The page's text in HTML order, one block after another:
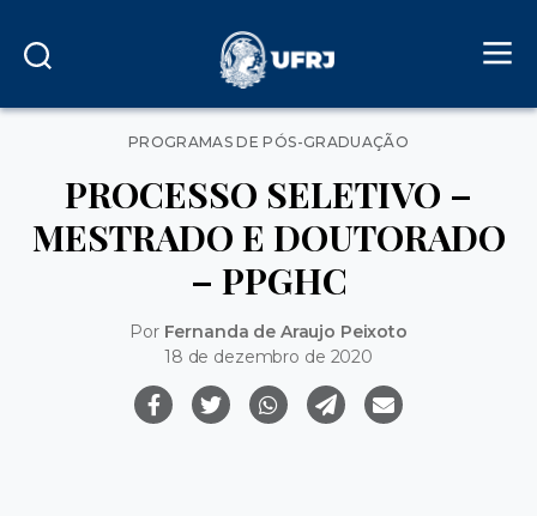
Categorias
PROGRAMAS DE PÓS-GRADUAÇÃO
PROCESSO SELETIVO –
MESTRADO E DOUTORADO
– PPGHC
Por Fernanda de Araujo Peixoto
18 de dezembro de 2020